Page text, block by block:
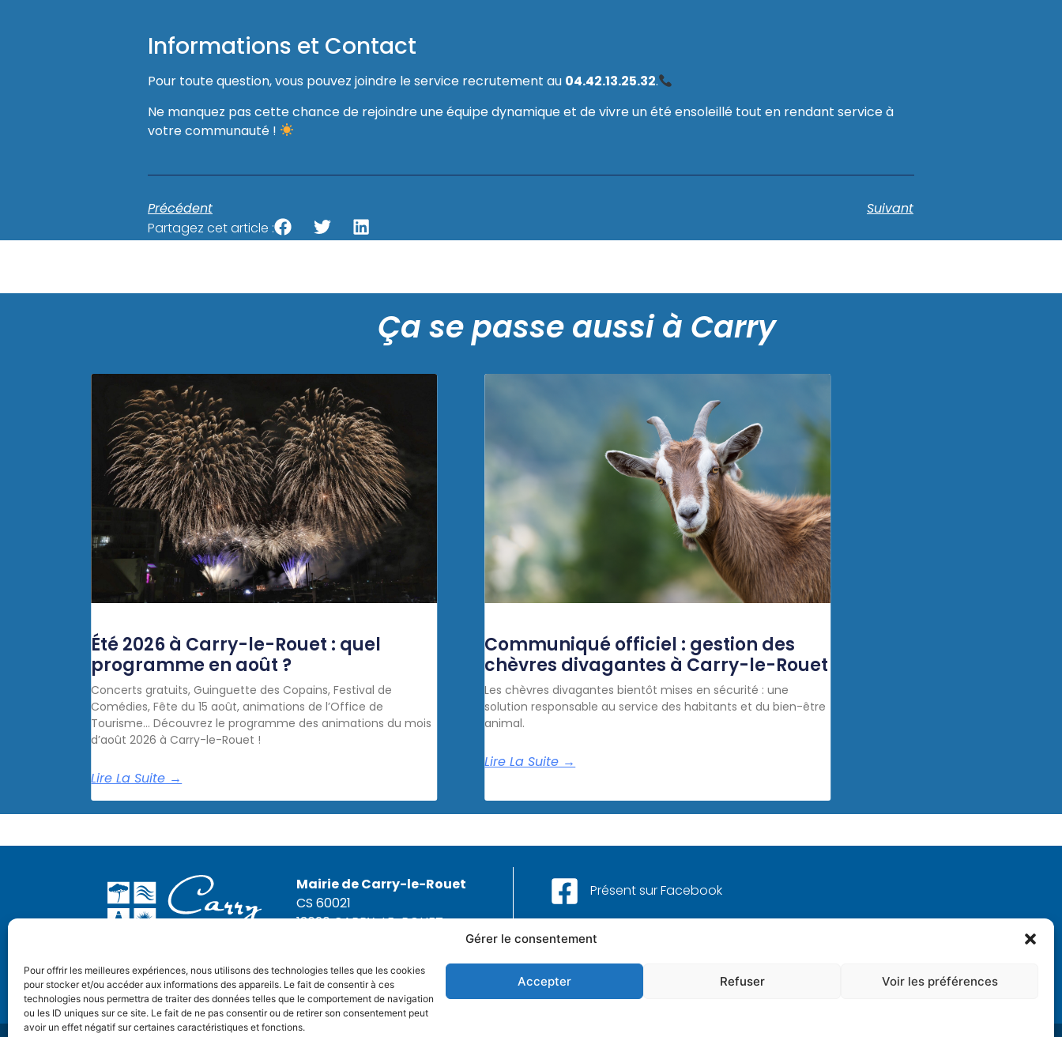
Gérer le consentement
Pour offrir les meilleures expériences, nous utilisons des technologies telles que les cookies
pour stocker et/ou accéder aux informations des appareils. Le fait de consentir à ces
technologies nous permettra de traiter des données telles que le comportement de navigation
ou les ID uniques sur ce site. Le fait de ne pas consentir ou de retirer son consentement peut
avoir un effet négatif sur certaines caractéristiques et fonctions.
Accepter Refuser Voir les préférences
Informations et Contact
Pour toute question, vous pouvez joindre le service recrutement au 04.42.13.25.32.
Ne manquez pas cette chance de rejoindre une équipe dynamique et de vivre un été ensoleillé tout en rendant service à
votre communauté !
Précédent
Suivant
Partagez cet article :
Ça se passe aussi à Carry
Été 2026 à Carry-le-Rouet : quel
programme en août ?
Concerts gratuits, Guinguette des Copains, Festival de
Comédies, Fête du 15 août, animations de l’Office de
Tourisme… Découvrez le programme des animations du mois
d’août 2026 à Carry-le-Rouet !
Lire La Suite →
Communiqué officiel : gestion des
chèvres divagantes à Carry-le-Rouet
Les chèvres divagantes bientôt mises en sécurité : une
solution responsable au service des habitants et du bien-être
animal.
Lire La Suite →
Mairie de Carry-le-Rouet
CS 60021
13620 CARRY-LE-ROUET
NOUS CONTACTER
Présent sur Facebook
Aussi sur Instagram !